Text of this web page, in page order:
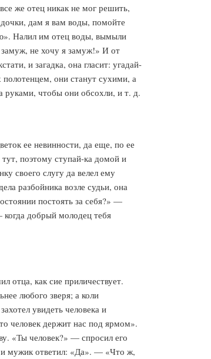
же отец никак не мог решить,
дам я вам воды, помойте
Налил им отец воды, вымыли
замуж, не хочу я замуж!» И от
и загадка, она гласит: угадай-
полотенцем, они станут сухими, а
руками, чтобы они обсохли, и т. д.
ее невинности, да еще, по ее
поэтому ступай-ка домой и
своего слугу да велел ему
разбойника возле судьи, она
постоять за себя?» —
добрый молодец тебя
отца, как сие приличествует.
любого зверя; а коли
увидеть человека и
человек держит нас под ярмом».
«Ты человек?» — спросил его
и мужик ответил: «Да». — «Что ж,